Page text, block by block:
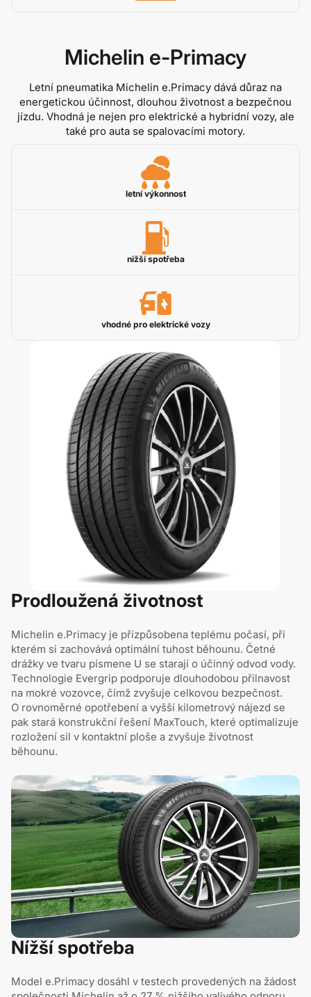
Michelin e-Primacy
Letní pneumatika Michelin e.Primacy dává důraz na
energetickou účinnost, dlouhou životnost a bezpečnou
jízdu. Vhodná je nejen pro elektrické a hybridní vozy, ale
také pro auta se spalovacími motory.
letní výkonnost
nižší spotřeba
vhodné pro elektrické vozy
Prodloužená životnost
Michelin e.Primacy je přizpůsobena teplému počasí, při
kterém si zachovává optimální tuhost běhounu. Četné
drážky ve tvaru písmene U se starají o účinný odvod vody.
Technologie Evergrip podporuje dlouhodobou přilnavost
na mokré vozovce, čímž zvyšuje celkovou bezpečnost.
O rovnoměrné opotřebení a vyšší kilometrový nájezd se
pak stará konstrukční řešení MaxTouch, které optimalizuje
rozložení sil v kontaktní ploše a zvyšuje životnost
běhounu.
Nížší spotřeba
Model e.Primacy dosáhl v testech provedených na žádost